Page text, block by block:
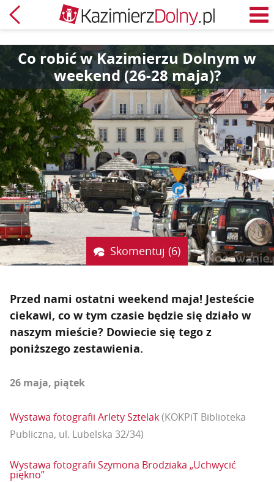
Powrót
Co robić w Kazimierzu Dolnym w
weekend (26-28 maja)?
Skomentuj (6)
Przed nami ostatni weekend maja! Jesteście
ciekawi, co w tym czasie będzie się działo w
naszym mieście? Dowiecie się tego z
poniższego zestawienia.
26 maja, piątek
Wystawa fotografii Arlety Sztelak(KOKPiT Biblioteka
Publiczna, ul. Lubelska 32/34)
Wystawa fotografii Szymona Brodziaka „Uchwycić
piękno”